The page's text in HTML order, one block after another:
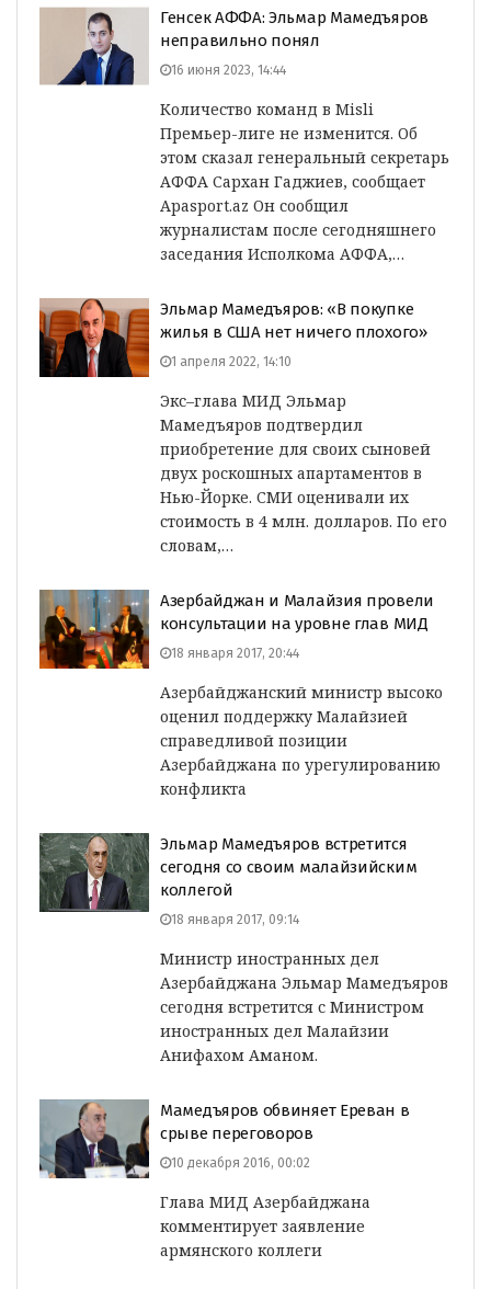
Генсек АФФА: Эльмар Мамедъяров
неправильно понял
16 июня 2023, 14:44
Количество команд в Misli
Премьер-лиге не изменится. Об
этом сказал генеральный секретарь
АФФА Сархан Гаджиев, сообщает
Apasport.az Он сообщил
журналистам после сегодняшнего
заседания Исполкома АФФА,…
Эльмар Мамедъяров: «В покупке
жилья в США нет ничего плохого»
1 апреля 2022, 14:10
Экс–глава МИД Эльмар
Мамедъяров подтвердил
приобретение для своих сыновей
двух роскошных апартаментов в
Нью-Йорке. СМИ оценивали их
стоимость в 4 млн. долларов. По его
словам,…
Азербайджан и Малайзия провели
консультации на уровне глав МИД
18 января 2017, 20:44
Азербайджанский министр высоко
оценил поддержку Малайзией
справедливой позиции
Азербайджана по урегулированию
конфликта
Эльмар Мамедъяров встретится
сегодня со своим малайзийским
коллегой
18 января 2017, 09:14
Министр иностранных дел
Азербайджана Эльмар Мамедъяров
сегодня встретится с Министром
иностранных дел Малайзии
Анифахом Аманом.
Мамедъяров обвиняет Ереван в
срыве переговоров
10 декабря 2016, 00:02
Глава МИД Азербайджана
комментирует заявление
армянского коллеги